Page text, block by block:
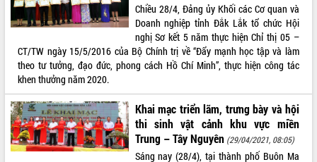
VIDEO
Chiều 28/4, Đảng ủy Khối các Cơ quan và
Doanh nghiệp tỉnh Đắk Lắk tổ chức Hội
nghị Sơ kết 5 năm thực hiện Chỉ thị 05 –
CT/TW ngày 15/5/2016 của Bộ Chính trị về “Đẩy mạnh học tập và làm
theo tư tưởng, đạo đức, phong cách Hồ Chí Minh”, thực hiện công tác
khen thưởng năm 2020.
Khai mạc triển lãm, trưng bày và hội
thi sinh vật cảnh khu vực miền
Trung – Tây Nguyên (29/04/2021, 08:05)
Sáng nay (28/4), tại thành phố Buôn Ma